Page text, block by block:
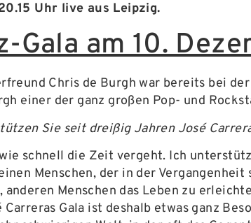
Uhr live aus Leipzig.
Gala am 10.
Chris de Burgh war bereits bei
einer der ganz großen Pop- und
Sie seit dreißig Jahren José
schnell die Zeit vergeht. Ich
Menschen, der in der
Menschen das Leben zu
Gala ist deshalb etwas ganz